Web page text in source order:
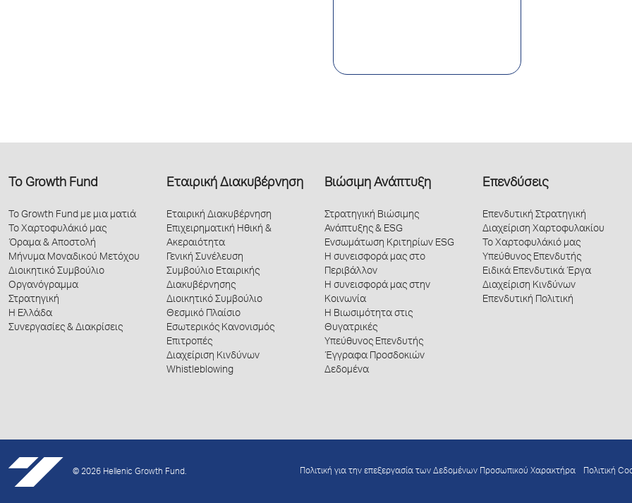
Το Growth Fund
Το Growth Fund με μια ματιά
Το Χαρτοφυλάκιό μας
Όραμα & Αποστολή
Μήνυμα Μοναδικού Μετόχου
Διοικητικό Συμβούλιο
Οργανόγραμμα
Στρατηγική
Η Ελλάδα
Συνεργασίες & Διακρίσεις
Εταιρική Διακυβέρνηση
Εταιρική Διακυβέρνηση
Επιχειρηματική Ηθική &
Ακεραιότητα
Γενική Συνέλευση
Συμβούλιο Εταιρικής
Διακυβέρνησης
Διοικητικό Συμβούλιο
Θεσμικό Πλαίσιο
Εσωτερικός Κανονισμός
Επιτροπές
Διαχείριση Κινδύνων
Whistleblowing
Βιώσιμη Ανάπτυξη
Στρατηγική Βιώσιμης
Ανάπτυξης & ESG
Ενσωμάτωση Κριτηρίων ESG
Η συνεισφορά μας στο
Περιβάλλον
Η συνεισφορά μας στην
Κοινωνία
Η Βιωσιμότητα στις
Θυγατρικές
Υπεύθυνος Επενδυτής
Έγγραφα Προσδοκιών
Δεδομένα
Επενδύσεις
Επενδυτική Στρατηγική
Διαχείριση Χαρτοφυλακίου
Το Χαρτοφυλάκιό μας
Υπεύθυνος Επενδυτής
Ειδικά Επενδυτικά Έργα
Διαχείριση Κινδύνων
Επενδυτική Πολιτική
© 2026 Hellenic Growth Fund. Πολιτική για την επεξεργασία των Δεδομένων Προσωπικού Χαρακτήρα Πολιτική